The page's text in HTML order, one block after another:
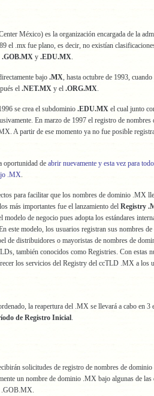
México) es la organización encargada de la
el .mx fue plano, es decir, no existían
.GOB.MX y .EDU.MX.
bajo .MX, hasta octubre de 1993,
el .NET.MX y el .ORG.MX.
se crea el subdominio .EDU.MX el cual junto
En marzo de 1997 el registro de nombres
A partir de ese momento ya no fue posible
oportunidad de abrir nuevamente y esta vez para
.MX.
para facilitar que los nombres de dominio .MX
más importantes fue el lanzamiento del Registry
modelo de negocio pues adopta los estándares
este modelo, los usuarios registran sus nombres
de distribuidores o mayoristas de nombres de
también conocidos como Registries. Con estas
los servicios del Registry del ccTLD .MX a los
la reapertura del .MX se llevará a cabo en 3
de Registro Inicial.
solicitudes de registro de nombres de
un nombre de dominio .MX bajo algunas de